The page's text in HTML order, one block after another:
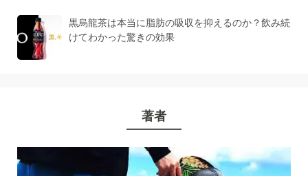
黒烏龍茶は本当に脂肪の吸収を抑えるのか？飲み続
けてわかった驚きの効果
著者